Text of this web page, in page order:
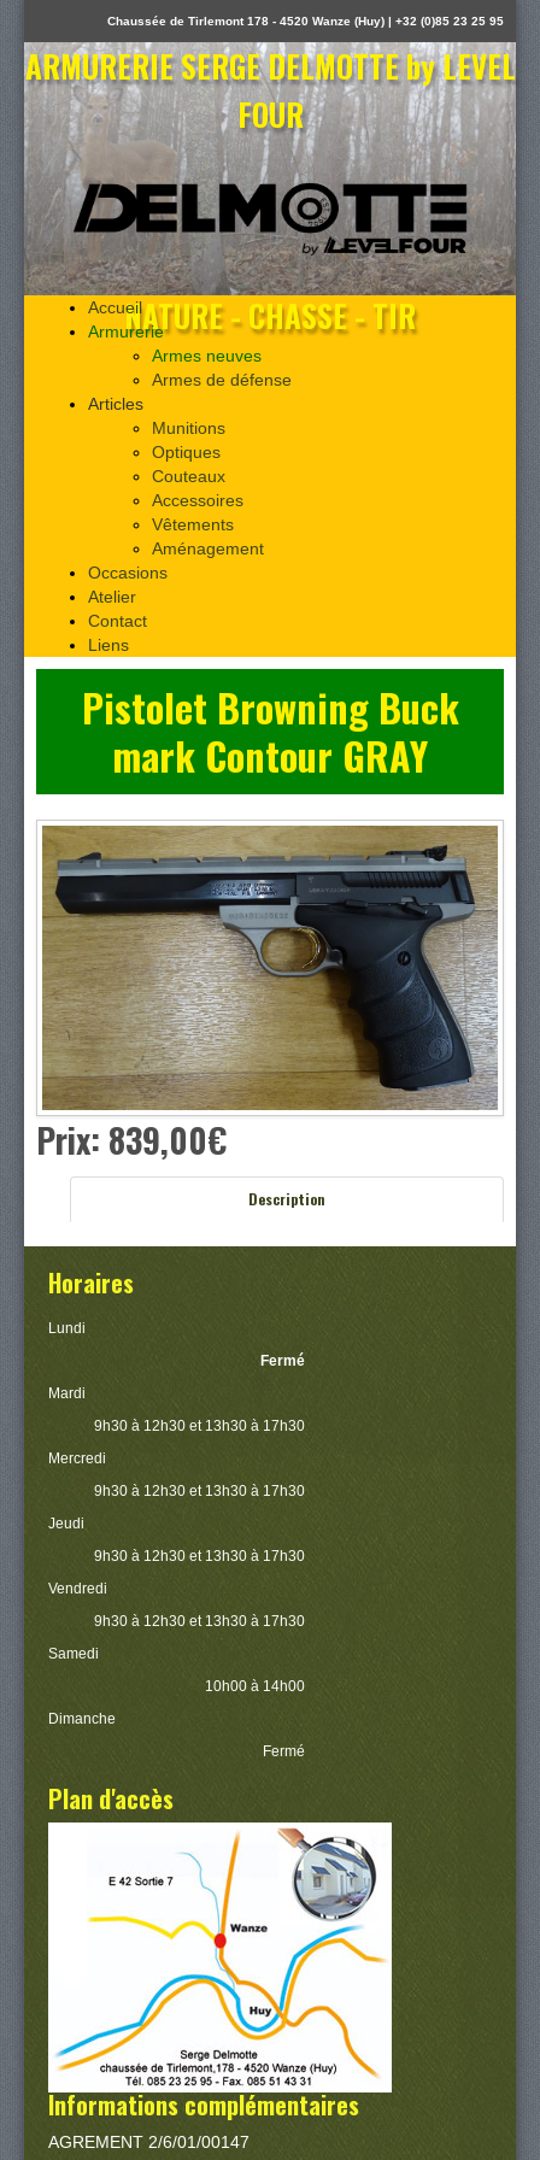
Chaussée de Tirlemont 178 - 4520 Wanze (Huy) | +32 (0)85 23 25 95
ARMURERIE SERGE DELMOTTE by LEVEL
FOUR
NATURE - CHASSE - TIR
Accueil
Armurerie
Armes neuves
Armes de défense
Articles
Munitions
Optiques
Couteaux
Accessoires
Vêtements
Aménagement
Occasions
Atelier
Contact
Liens
Pistolet Browning Buck
mark Contour GRAY
Prix: 839,00‎€
Description
Horaires
Lundi
Fermé
Mardi
9h30 à 12h30 et 13h30 à 17h30
Mercredi
9h30 à 12h30 et 13h30 à 17h30
Jeudi
9h30 à 12h30 et 13h30 à 17h30
Vendredi
9h30 à 12h30 et 13h30 à 17h30
Samedi
10h00 à 14h00
Dimanche
Fermé
Plan d'accès
Informations complémentaires
AGREMENT 2/6/01/00147